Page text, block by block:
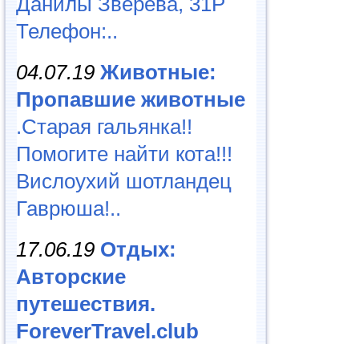
Телефон:..
04.07.19 Животные:
Пропавшие животные
.Старая гальянка!!
Помогите найти кота!!!
Вислоухий шотландец
Гаврюша!..
17.06.19 Отдых:
Авторские
путешествия.
ForeverTravel.club